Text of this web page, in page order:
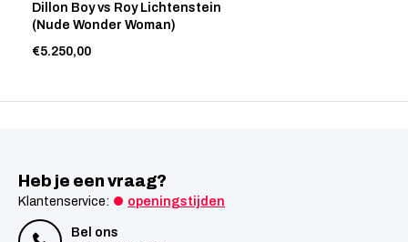
Dillon Boy vs Roy Lichtenstein
(Nude Wonder Woman)
€5.250,00
Heb je een vraag?
Klantenservice: openingstijden
Bel ons